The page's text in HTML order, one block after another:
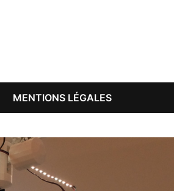
MENTIONS LÉGALES